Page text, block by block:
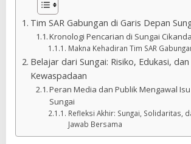
Tim SAR Gabungan di Garis Depan
Kronologi Pencarian di Sungai
Makna Kehadiran Tim SAR
Belajar dari Sungai: Risiko, Edukasi, dan
Kewaspadaan
Peran Media dan Publik Mengawal
Sungai
Refleksi Akhir: Sungai, Solidaritas,
Jawab Bersama